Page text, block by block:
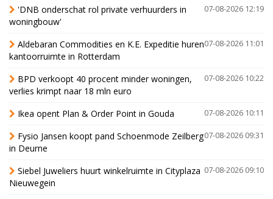
07-08-2026 12:19
'DNB onderschat rol private verhuurders in
woningbouw'
07-08-2026 11:01
Aldebaran Commodities en K.E. Expeditie huren
kantoorruimte in Rotterdam
07-08-2026 10:22
BPD verkoopt 40 procent minder woningen,
verlies krimpt naar 18 mln euro
07-08-2026 10:11
Ikea opent Plan & Order Point in Gouda
07-08-2026 09:31
Fysio Jansen koopt pand Schoenmode Zeilberg
in Deurne
07-08-2026 09:10
Siebel Juweliers huurt winkelruimte in Cityplaza
Nieuwegein